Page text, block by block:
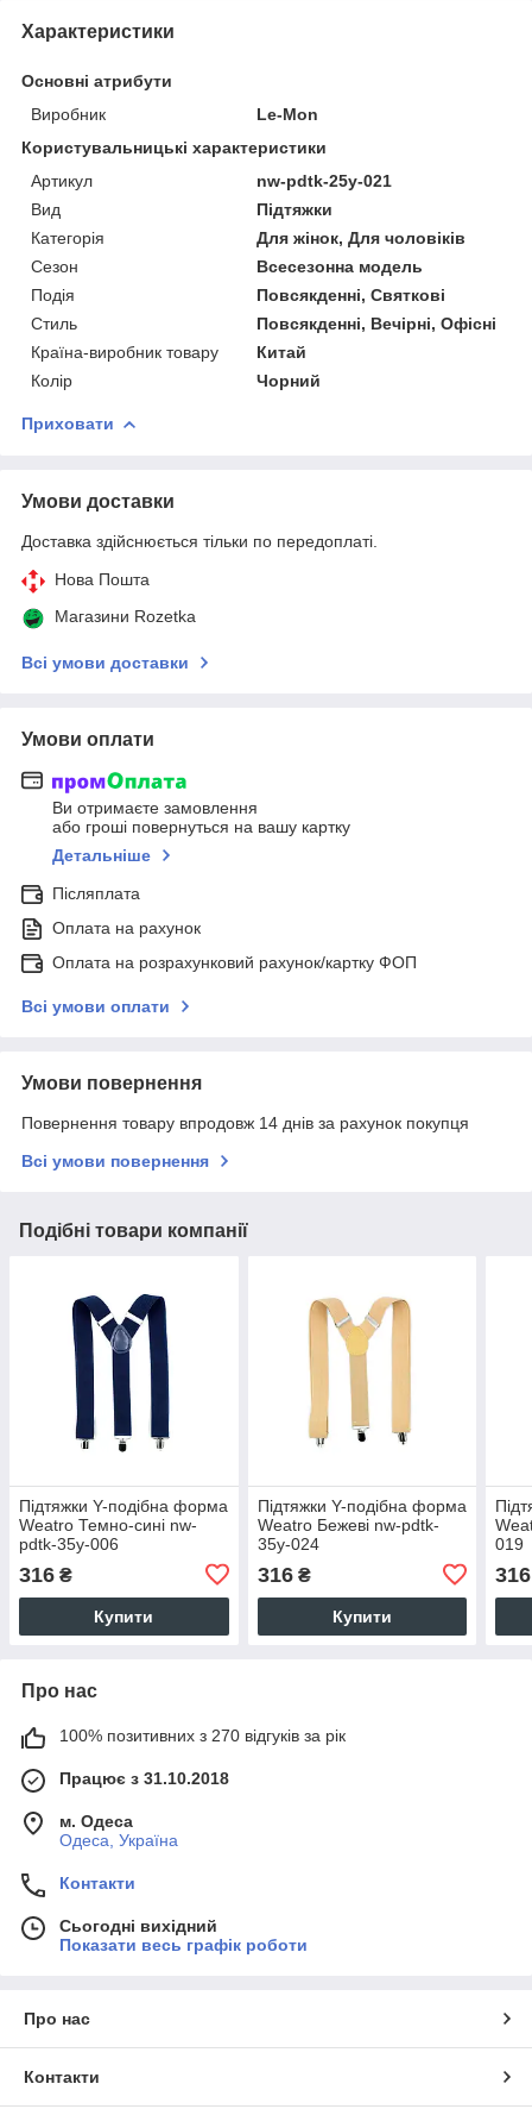
Характеристики
Основні атрибути
Виробник
Le-Mon
Користувальницькі характеристики
Артикул
nw-pdtk-25y-021
Вид
Підтяжки
Категорія
Для жінок, Для чоловіків
Сезон
Всесезонна модель
Подія
Повсякденні, Святкові
Стиль
Повсякденні, Вечірні, Офісні
Країна-виробник товару
Китай
Колір
Чорний
Приховати
Умови доставки
Доставка здійснюється тільки по передоплаті.
Нова Пошта
Магазини Rozetka
Всі умови доставки
Умови оплати
Ви отримаєте замовлення
або гроші повернуться на вашу картку
Детальніше
Післяплата
Оплата на рахунок
Оплата на розрахунковий рахунок/картку ФОП
Всі умови оплати
Умови повернення
Повернення товару впродовж 14 днів за рахунок покупця
Всі умови повернення
Подібні товари компанії
Підтяжки Y-подібна форма
Weatro Темно-сині nw-
pdtk-35y-006
316 ₴
Купити
Підтяжки Y-подібна форма
Weatro Бежеві nw-pdtk-
35y-024
316₴
Купити
019
316
Про нас
100% позитивних з 270 відгуків за рік
Працює з 31.10.2018
м. Одеса
Одеса, Україна
Контакти
Сьогодні вихідний
Показати весь графік роботи
Про нас
Контакти